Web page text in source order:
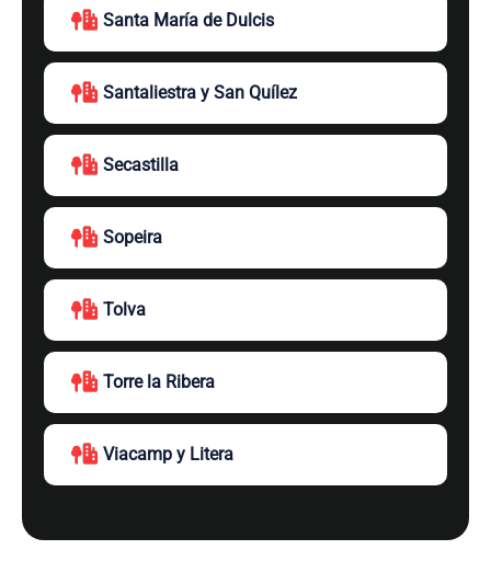
Santa María de Dulcis
Santaliestra y San Quílez
Secastilla
Sopeira
Tolva
Torre la Ribera
Viacamp y Litera